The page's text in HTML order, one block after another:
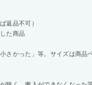
返品不可）
た商品
さかった」等。サイズは商品